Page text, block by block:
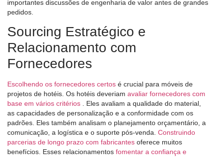
importantes discussões de engenharia de valor antes de grandes
pedidos.
Sourcing Estratégico e
Relacionamento com
Fornecedores
Escolhendo os fornecedores certos é crucial para móveis de
projetos de hotéis. Os hotéis deveriam avaliar fornecedores com
base em vários critérios
. Eles avaliam a qualidade do material,
as capacidades de personalização e a conformidade com os
padrões. Eles também analisam o planejamento orçamentário, a
comunicação, a logística e o suporte pós-venda. Construindo
parcerias de longo prazo com fabricantes oferece muitos
benefícios. Esses relacionamentos fomentar a confiança e